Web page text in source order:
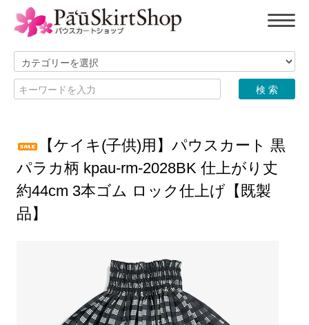
【ケイキ(子供)用】パウスカート 黒
パラカ柄 kpau-rm-2028BK 仕上がり丈
約44cm 3本ゴム ロック仕上げ【既製
品】